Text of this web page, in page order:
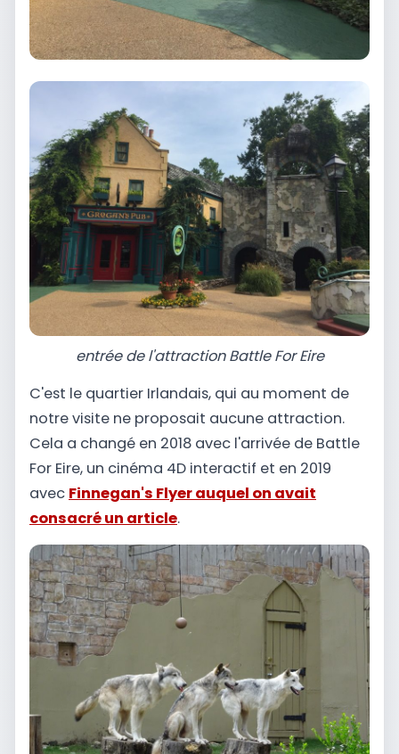
entrée de l'attraction Battle For Eire
C'est le quartier Irlandais, qui au moment de
notre visite ne proposait aucune attraction.
Cela a changé en 2018 avec l'arrivée de Battle
For Eire, un cinéma 4D interactif et en 2019
avec Finnegan's Flyer auquel on avait
consacré un article.